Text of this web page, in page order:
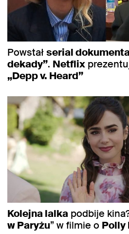
Powstałserial
dekady”. Netflix
„Depp v. Heard”
Kolejna lalka podbije
w Paryżu” w filmie o Polly